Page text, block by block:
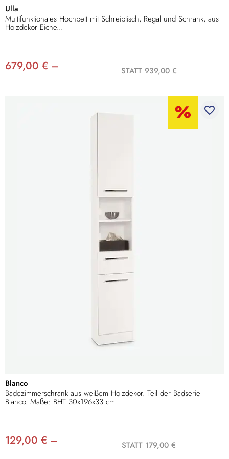
Ulla
Multifunktionales Hochbett mit Schreibtisch, Regal und Schrank, aus
Holzdekor Eiche...
679,00 € – STATT 939,00 €
favorite_border
Blanco
Badezimmerschrank aus weißem Holzdekor. Teil der Badserie
Blanco. Maße: BHT 30x196x33 cm
129,00 € – STATT 179,00 €